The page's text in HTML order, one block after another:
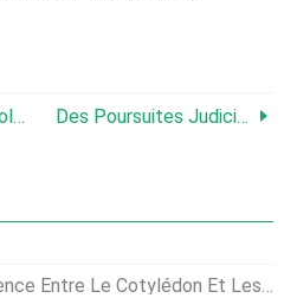
Les Exportations De Volaille Du Brésil Vers L'Arabie Saoudite Pour Janvier 2021 Restent Stables Des Poursuites Judiciaires Probables Au Mexique Concernant Une Proposition D'importation De Maïs, Interdictions Du Glyphosate
Le Cotylédon Et Les Vraies Feuilles